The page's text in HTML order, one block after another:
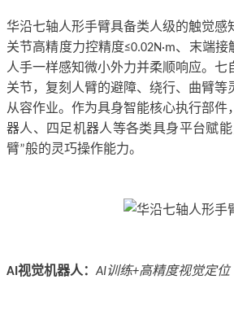
华沿七轴人形手臂具备类人级的触觉感
关节高精度力控精度≤0.02N·m、末端接
人手一样感知微小外力并柔顺响应。七
关节，复刻人臂的避障、绕行、曲臂等
从容作业。作为具身智能核心执行部件
器人、四足机器人等各类具身平台赋
臂”般的灵巧操作能力。
AI 视觉机器人 ： AI训练+高精度视觉定位